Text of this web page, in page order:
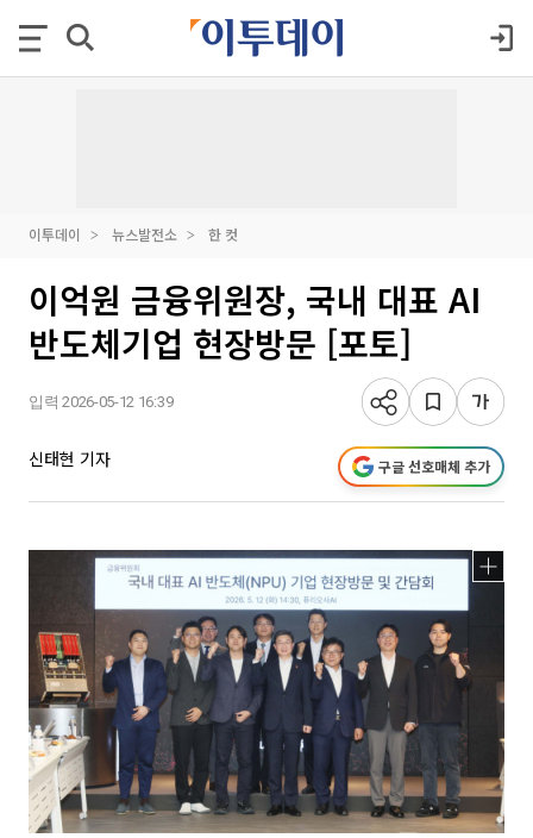
이투데이 뉴스발전소 한 컷
이억원 금융위원장, 국내 대표 AI
반도체기업 현장방문 [포토]
입력 2026-05-12 16:39
신태현 기자 구글 선호매체 추가